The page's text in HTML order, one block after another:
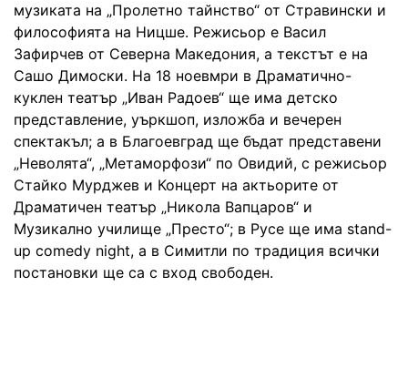
музиката на „Пролетно тайнство“ от Стравински и
философията на Ницше. Режисьор е Васил
Зафирчев от Северна Македония, а текстът е на
Сашо Димоски. На 18 ноевмри в Драматично-
куклен театър „Иван Радоев“ ще има детско
представление, уъркшоп, изложба и вечерен
спектакъл; а в Благоевград ще бъдат представени
„Неволята“, „Метаморфози“ по Овидий, с режисьор
Стайко Мурджев и Концерт на актьорите от
Драматичен театър „Никола Вапцаров“ и
Музикално училище „Престо“; в Русе ще има stand-
up comedy night, а в Симитли по традиция всички
постановки ще са с вход свободен.